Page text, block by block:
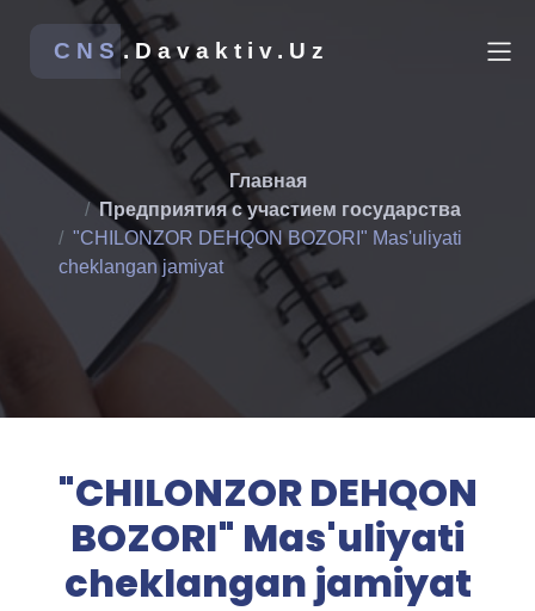
CNS.Davaktiv.Uz
Главная
Предприятия с участием государства
"CHILONZOR DEHQON BOZORI" Mas'uliyati
cheklangan jamiyat
"CHILONZOR DEHQON
BOZORI" Mas'uliyati
cheklangan jamiyat